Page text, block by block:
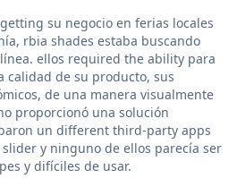
su negocio en ferias locales
rbia shades estaba buscando
ellos required the ability para
calidad de su producto, sus
de una manera visualmente
proporcionó una solución
un different third-party apps
y ninguno de ellos parecía ser
y difíciles de usar.